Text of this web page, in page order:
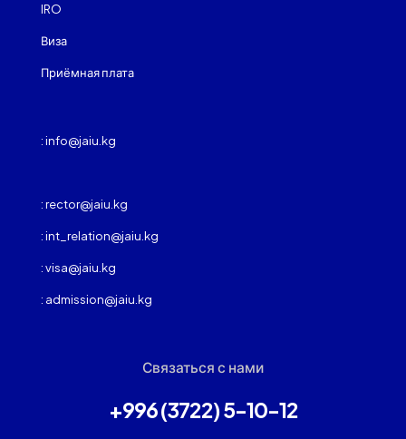
IRO
Виза
Приёмная плата
: info@jaiu.kg
: rector@jaiu.kg
: int_relation@jaiu.kg
: visa@jaiu.kg
: admission@jaiu.kg
Связаться с нами
+996 (3722) 5-10-12